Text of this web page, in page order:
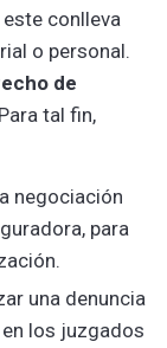
conlleva
o personal.
de
Para tal fin,
negociación
para
una denuncia
los juzgados